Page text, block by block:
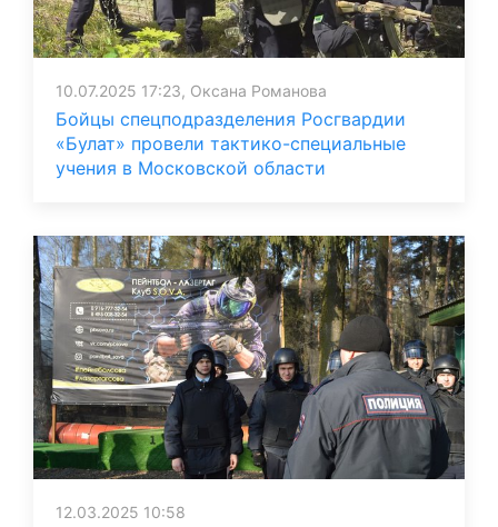
10.07.2025 17:23, Оксана Романова
Бойцы спецподразделения Росгвардии
«Булат» провели тактико-специальные
учения в Московской области
12.03.2025 10:58